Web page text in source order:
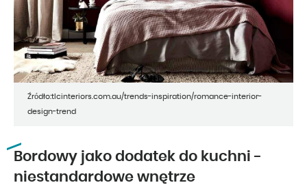
Źródło:tlcinteriors.com.au/trends-inspiration/romance-interior-
design-trend
Bordowy jako dodatek do kuchni -
niestandardowe wnętrze